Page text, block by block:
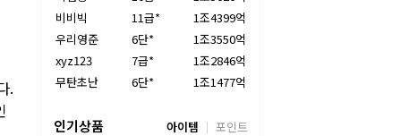
.
비비빅
11급*
1조4399억
우리영준
6단*
1조3550억
xyz123
7급*
1조2846억
무탄초난
6단* 1조1477억
인기상품 아이템 포인트